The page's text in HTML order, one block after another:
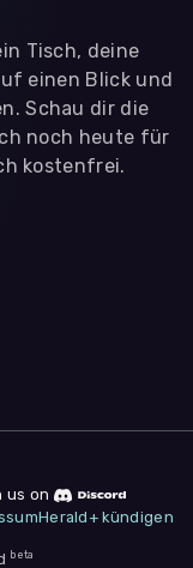
Tisch, deine
einen Blick und
Schau dir die
noch heute für
kostenfrei.
us on
Herald+ kündigen
beta